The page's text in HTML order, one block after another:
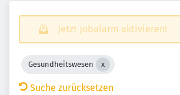
Jetzt Jobalarm aktivieren!
Gesundheitswesen
Suche zurücksetzen